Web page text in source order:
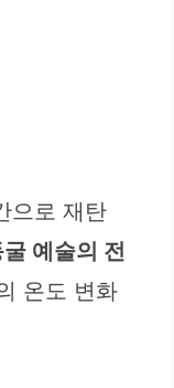
으로 재탄
굴 예술의 전
온도 변화